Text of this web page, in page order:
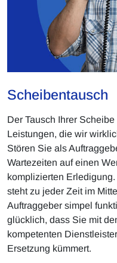
Scheibentausch
Der Tausch Ihrer
Leistungen, die wir
Stören Sie als
Wartezeiten auf einen
komplizierten
steht zu jeder Zeit im
Auftraggeber simpel
glücklich, dass Sie mit
kompetenten
Ersetzung kümmert.